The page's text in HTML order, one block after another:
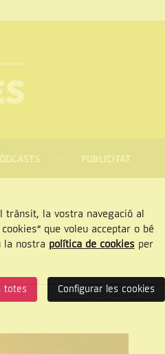
PUBLICITAT
trànsit, la vostra navegació al
que voleu acceptar o bé
la nostra política de cookiesper
totes Configurar les cookies